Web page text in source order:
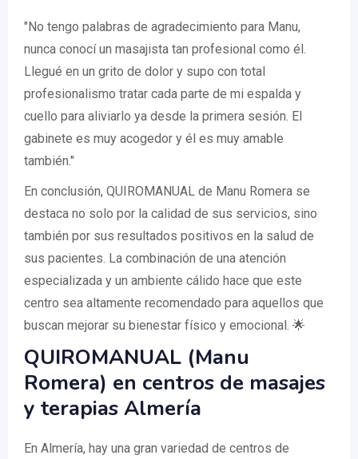
"No tengo palabras de agradecimiento para Manu,
nunca conocí un masajista tan profesional como él.
Llegué en un grito de dolor y supo con total
profesionalismo tratar cada parte de mi espalda y
cuello para aliviarlo ya desde la primera sesión. El
gabinete es muy acogedor y él es muy amable
también."
En conclusión, QUIROMANUAL de Manu Romera se
destaca no solo por la calidad de sus servicios, sino
también por sus resultados positivos en la salud de
sus pacientes. La combinación de una atención
especializada y un ambiente cálido hace que este
centro sea altamente recomendado para aquellos que
buscan mejorar su bienestar físico y emocional. 🌟
QUIROMANUAL (Manu
Romera) en centros de masajes
y terapias Almería
En Almería, hay una gran variedad de centros de